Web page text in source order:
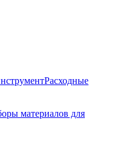
Расходные
материалов для